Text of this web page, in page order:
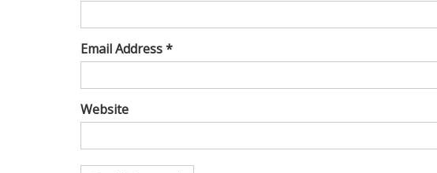
Email Address *
Website